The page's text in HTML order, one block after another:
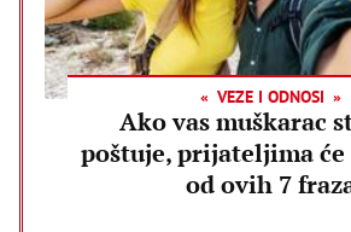
VEZE I ODNOSI
Ako vas muškarac
poštuje, prijateljima
od ovih 7